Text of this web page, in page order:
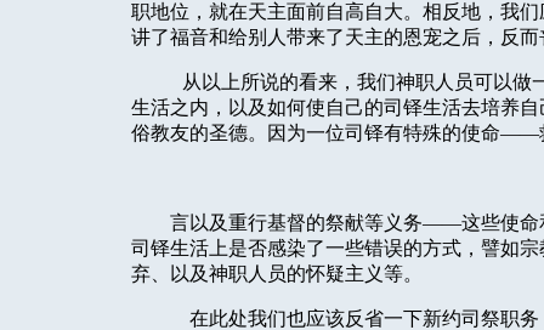
职地位，就在天主面前自高自大。相反地，我
讲了福音和给别人带来了天主的恩宠之后，反
从以上所说的看来，我们神职人员可以
生活之内，以及如何使自己的司铎生活去培养
俗教友的圣德。因为一位司铎有特殊的使命——
言以及重行基督的祭献等义务——这些使命
司铎生活上是否感染了一些错误的方式，譬如
弃、以及神职人员的怀疑主义等。
在此处我们也应该反省一下新约司祭职